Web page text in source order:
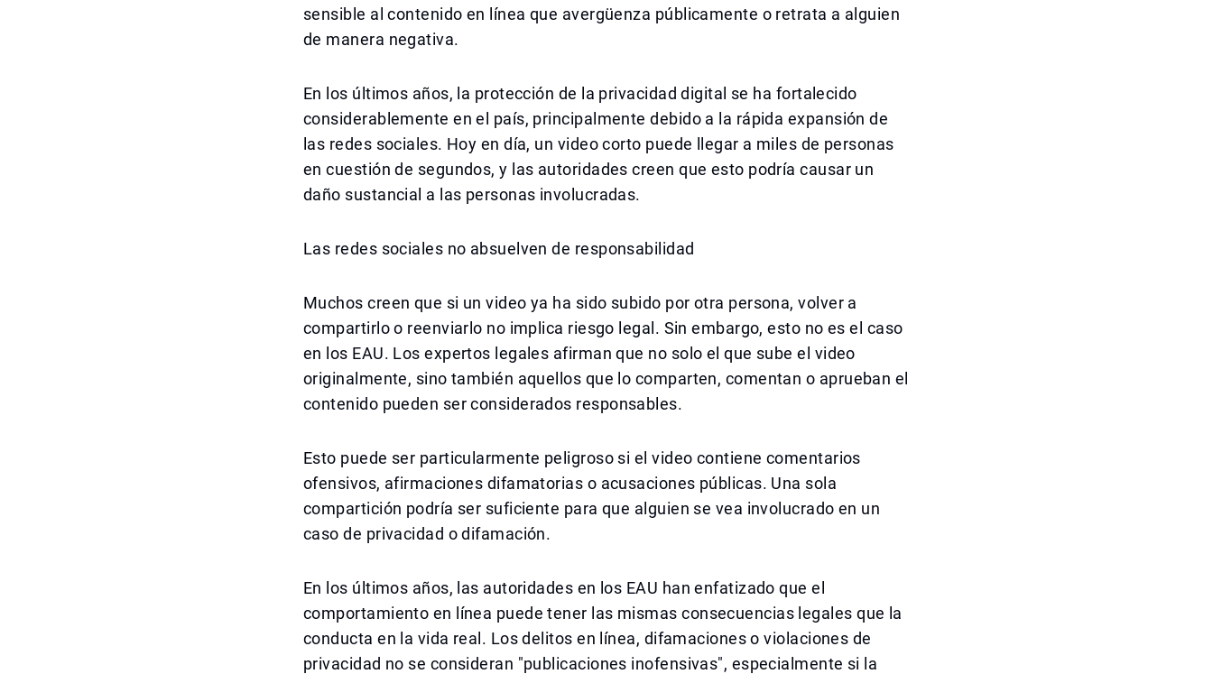
sensible al contenido en línea que avergüenza públicamente o retrata a alguien
de manera negativa.
En los últimos años, la protección de la privacidad digital se ha fortalecido
considerablemente en el país, principalmente debido a la rápida expansión de
las redes sociales. Hoy en día, un video corto puede llegar a miles de personas
en cuestión de segundos, y las autoridades creen que esto podría causar un
daño sustancial a las personas involucradas.
Las redes sociales no absuelven de responsabilidad
Muchos creen que si un video ya ha sido subido por otra persona, volver a
compartirlo o reenviarlo no implica riesgo legal. Sin embargo, esto no es el caso
en los EAU. Los expertos legales afirman que no solo el que sube el video
originalmente, sino también aquellos que lo comparten, comentan o aprueban el
contenido pueden ser considerados responsables.
Esto puede ser particularmente peligroso si el video contiene comentarios
ofensivos, afirmaciones difamatorias o acusaciones públicas. Una sola
compartición podría ser suficiente para que alguien se vea involucrado en un
caso de privacidad o difamación.
En los últimos años, las autoridades en los EAU han enfatizado que el
comportamiento en línea puede tener las mismas consecuencias legales que la
conducta en la vida real. Los delitos en línea, difamaciones o violaciones de
privacidad no se consideran "publicaciones inofensivas", especialmente si la